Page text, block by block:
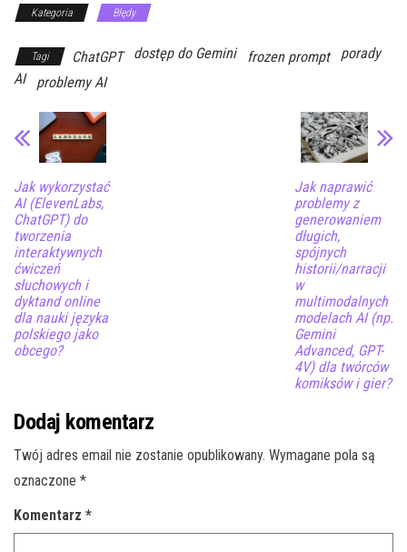
Kategoria Błędy
Tagi ChatGPT dostęp do Gemini frozen prompt
porady
AI
problemy AI
Jak wykorzystać
AI (ElevenLabs,
ChatGPT) do
tworzenia
interaktywnych
ćwiczeń
słuchowych i
dyktand online
dla nauki języka
polskiego jako
obcego?
Jak naprawić
problemy z
generowaniem
długich,
spójnych
historii/narracji
w
multimodalnych
modelach AI (np.
Gemini
Advanced, GPT-
4V) dla twórców
komiksów i gier?
Dodaj komentarz
Twój adres email nie zostanie opublikowany. Wymagane pola są
oznaczone *
Komentarz *